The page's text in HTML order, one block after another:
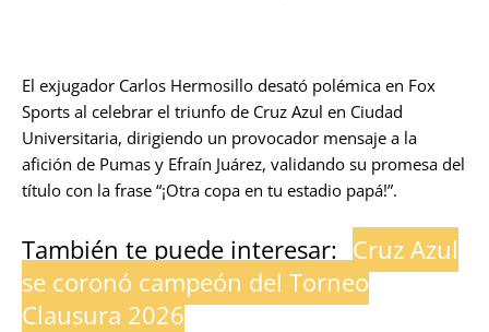
El exjugador Carlos Hermosillo desató polémica en Fox
Sports al celebrar el triunfo de Cruz Azul en Ciudad
Universitaria, dirigiendo un provocador mensaje a la
afición de Pumas y Efraín Juárez, validando su promesa del
título con la frase “¡Otra copa en tu estadio papá!”.
También te puede interesar: Cruz Azul
se coronó campeón del Torneo
Clausura 2026